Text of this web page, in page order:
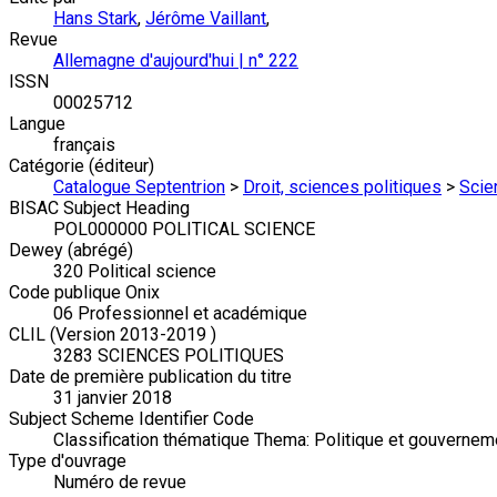
Hans Stark, Jérôme Vaillant,
Revue
Allemagne d'aujourd'hui | n° 222
ISSN
00025712
Langue
français
Catégorie (éditeur)
Catalogue Septentrion > Droit, sciences politiques >
BISAC Subject Heading
POL000000 POLITICAL SCIENCE
Dewey (abrégé)
320 Political science
Code publique Onix
06 Professionnel et académique
CLIL (Version 2013-2019 )
3283 SCIENCES POLITIQUES
Date de première publication du titre
31 janvier 2018
Subject Scheme Identifier Code
Classification thématique Thema: Politique et
Type d'ouvrage
Numéro de revue